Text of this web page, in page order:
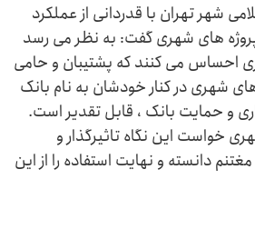
شهر تهران با قدردانی از عملکرد
های شهری گفت: به نظر می رسد
احساس می کنند که پشتیبان و حامی
شهری در کنار خودشان به نام بانک
و حمایت بانک ، قابل تقدیر است.
خواست این نگاه تاثیرگذار و
دانسته و نهایت استفاده را از این